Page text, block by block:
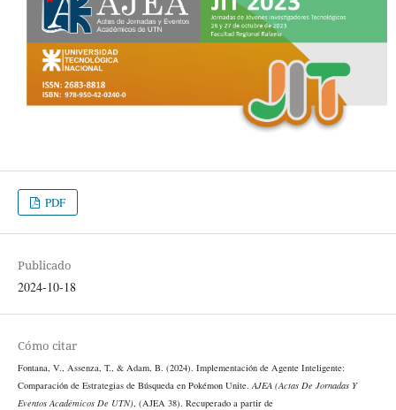
PDF
Publicado
2024-10-18
Cómo citar
Fontana, V., Assenza, T., & Adam, B. (2024). Implementación de Agente Inteligente:
Comparación de Estrategias de Búsqueda en Pokémon Unite. AJEA (Actas De Jornadas Y
Eventos Académicos De UTN) , (AJEA 38). Recuperado a partir de